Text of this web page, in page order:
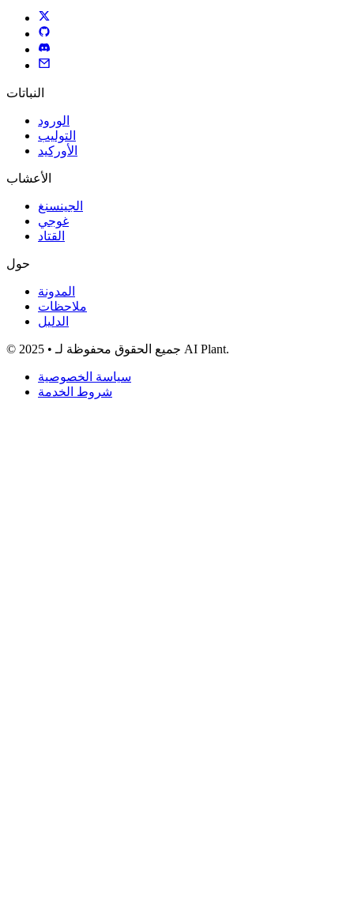
النباتات
الورود
التوليب
الأوركيد
الأعشاب
الجينسنغ
غوجي
القتاد
حول
المدونة
ملاحظات
الدليل
© 2025 • جميع الحقوق محفوظة لـ AI Plant.
سياسة الخصوصية
شروط الخدمة